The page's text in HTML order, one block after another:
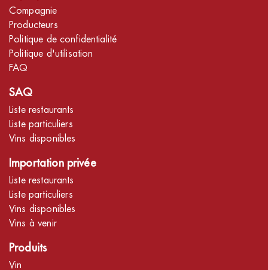
Compagnie
Producteurs
Politique de confidentialité
Politique d'utilisation
FAQ
SAQ
Liste restaurants
Liste particuliers
Vins disponibles
Importation privée
Liste restaurants
Liste particuliers
Vins disponibles
Vins à venir
Produits
Vin